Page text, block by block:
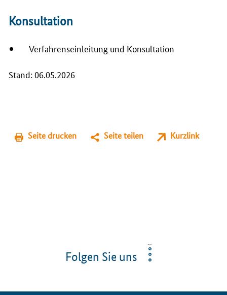
Konsultation
Verfahrenseinleitung und Konsultation
Stand: 06.05.2026
Seite drucken Seite teilen Kurzlink
Folgen Sie uns